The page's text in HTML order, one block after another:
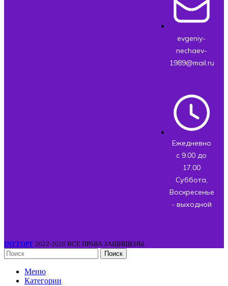
evgeniy-
nechaev-
1989@mail.ru
Ежедневно
с 9.00 до
17.00
Суббота,
Воскресенье
- выходной
INTТОРГ 2022-2026 ВСЕ ПРАВА ЗАЩИЩЕНЫ.
Поиск
Меню
Категории